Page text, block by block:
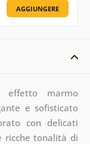
AGGIUNGERE
effetto marmo
e sofisticato
con delicati
ricche tonalità di